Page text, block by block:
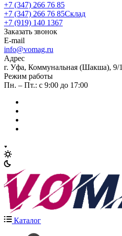
+7 (347) 266 76 85
+7 (347) 266 76 85Склад
+7 (919) 140 1367
Заказать звонок
E-mail
info@vomag.ru
Адрес
г. Уфа, Коммунальная (Шакша), 9/1
Режим работы
Пн. – Пт.: с 9:00 до 17:00
Каталог